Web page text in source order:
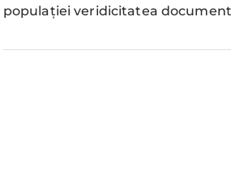
populației veridicitatea